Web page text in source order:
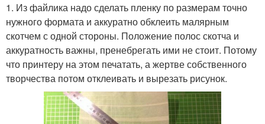
1. Из файлика надо сделать пленку по размерам точно
нужного формата и аккуратно обклеить малярным
скотчем с одной стороны. Положение полос скотча и
аккуратность важны, пренебрегать ими не стоит. Потому
что принтеру на этом печатать, а жертве собственного
творчества потом отклеивать и вырезать рисунок.